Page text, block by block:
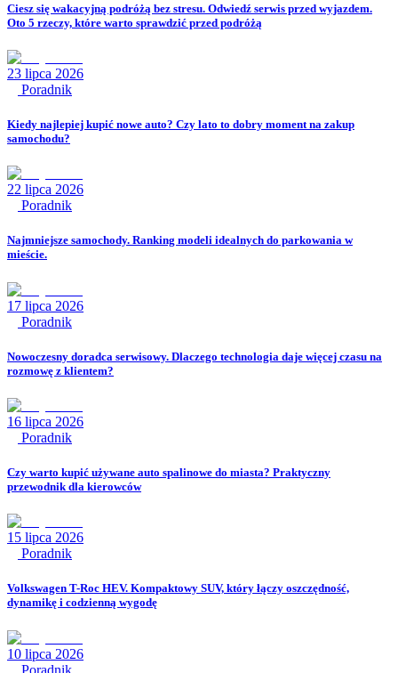
Ciesz się wakacyjną podróżą bez stresu. Odwiedź serwis przed wyjazdem.
Oto 5 rzeczy, które warto sprawdzić przed podróżą
23 lipca 2026
Poradnik
Kiedy najlepiej kupić nowe auto? Czy lato to dobry moment na zakup
samochodu?
22 lipca 2026
Poradnik
Najmniejsze samochody. Ranking modeli idealnych do parkowania w
mieście.
17 lipca 2026
Poradnik
Nowoczesny doradca serwisowy. Dlaczego technologia daje więcej czasu na
rozmowę z klientem?
16 lipca 2026
Poradnik
Czy warto kupić używane auto spalinowe do miasta? Praktyczny
przewodnik dla kierowców
15 lipca 2026
Poradnik
Volkswagen T-Roc HEV. Kompaktowy SUV, który łączy oszczędność,
dynamikę i codzienną wygodę
10 lipca 2026
Poradnik